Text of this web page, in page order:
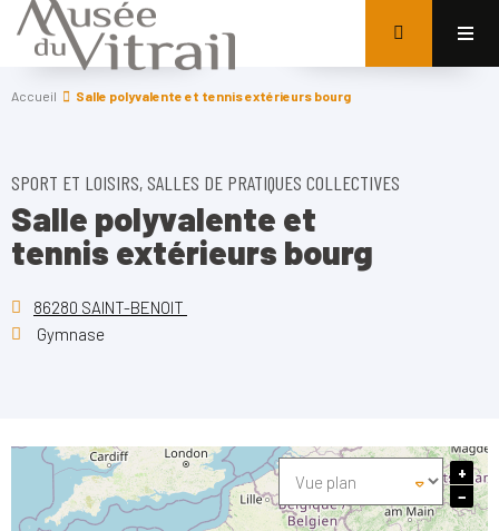
Accueil Salle polyvalente et tennis extérieurs bourg
SPORT ET LOISIRS, SALLES DE PRATIQUES COLLECTIVES
Salle polyvalente et
tennis extérieurs bourg
86280 SAINT-BENOIT
Gymnase
+
−